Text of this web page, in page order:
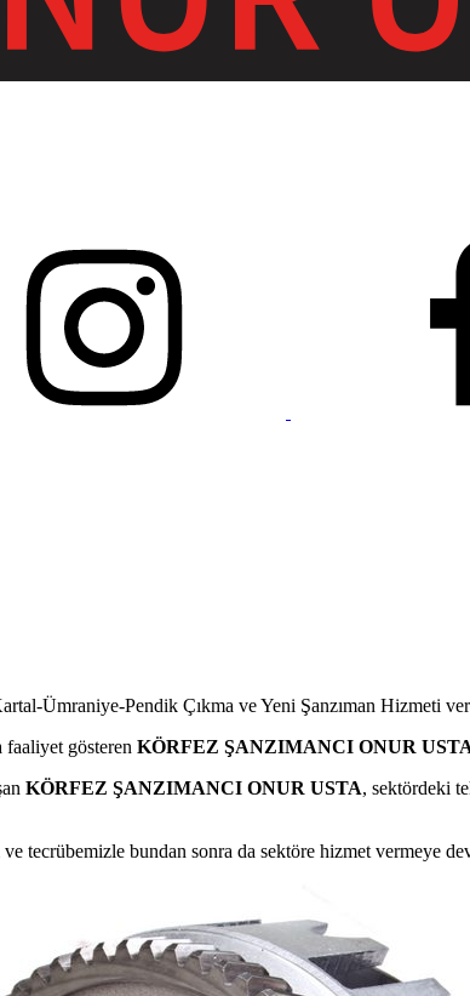
Ümraniye-Pendik Çıkma ve Yeni Şanzıman Hizmeti
faaliyet gösteren KÖRFEZ ŞANZIMANCI ONUR
KÖRFEZ ŞANZIMANCI ONUR USTA, sektördeki
tecrübemizle bundan sonra da sektöre hizmet vermeye